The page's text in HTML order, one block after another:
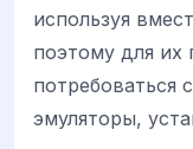
используя
поэтому для их
потребоваться
эмуляторы,